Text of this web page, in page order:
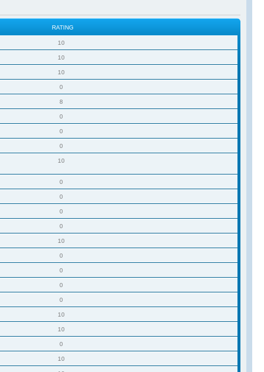
RATING
10
10
10
0
8
0
0
0
10
0
0
0
0
10
0
0
0
0
10
10
0
10